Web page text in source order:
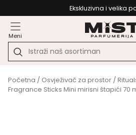
Ekskluzivna i velika
Meni
Početna / Osvježivač za prostor /
Fragrance Sticks Mini mirisni štapići 70